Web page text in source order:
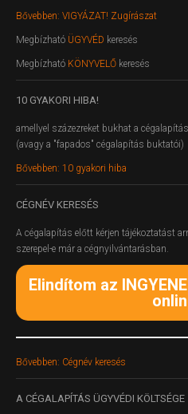
Bővebben: VIGYÁZAT! Zugírászat
Megbízható ÜGYVÉD keresés
Megbízható KÖNYVELŐ keresés
10 GYAKORI HIBA!
amellyel százezreket bukhat a
(avagy a "fapados" cégalapítás buktatói)
Bővebben: 10 gyakori hiba
CÉGNÉV KERESÉS
A cégalapítás előtt kérjen tájékoztatást
szerepel-e már a cégnyilvántarásban.
Elindítom az
Bővebben: Cégnév keresés
A CÉGALAPÍTÁS ÜGYVÉDI KÖLTSÉGE